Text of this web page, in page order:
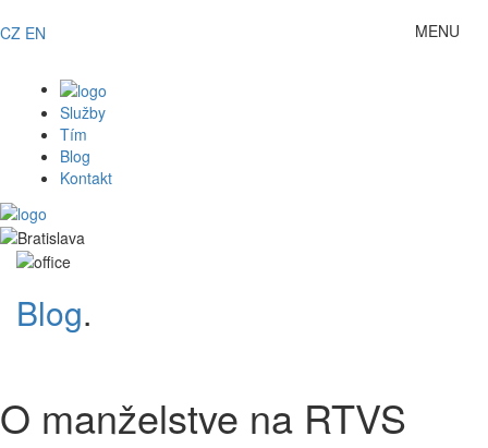
MENU
CZ EN
Služby
Tím
Blog
Kontakt
Blog.
O manželstve na RTVS